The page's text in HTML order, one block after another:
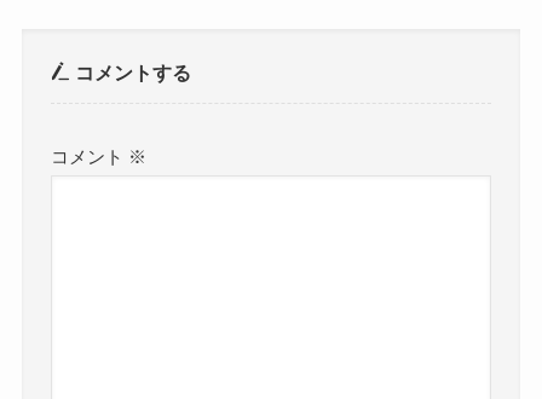
コメントする
コメント ※